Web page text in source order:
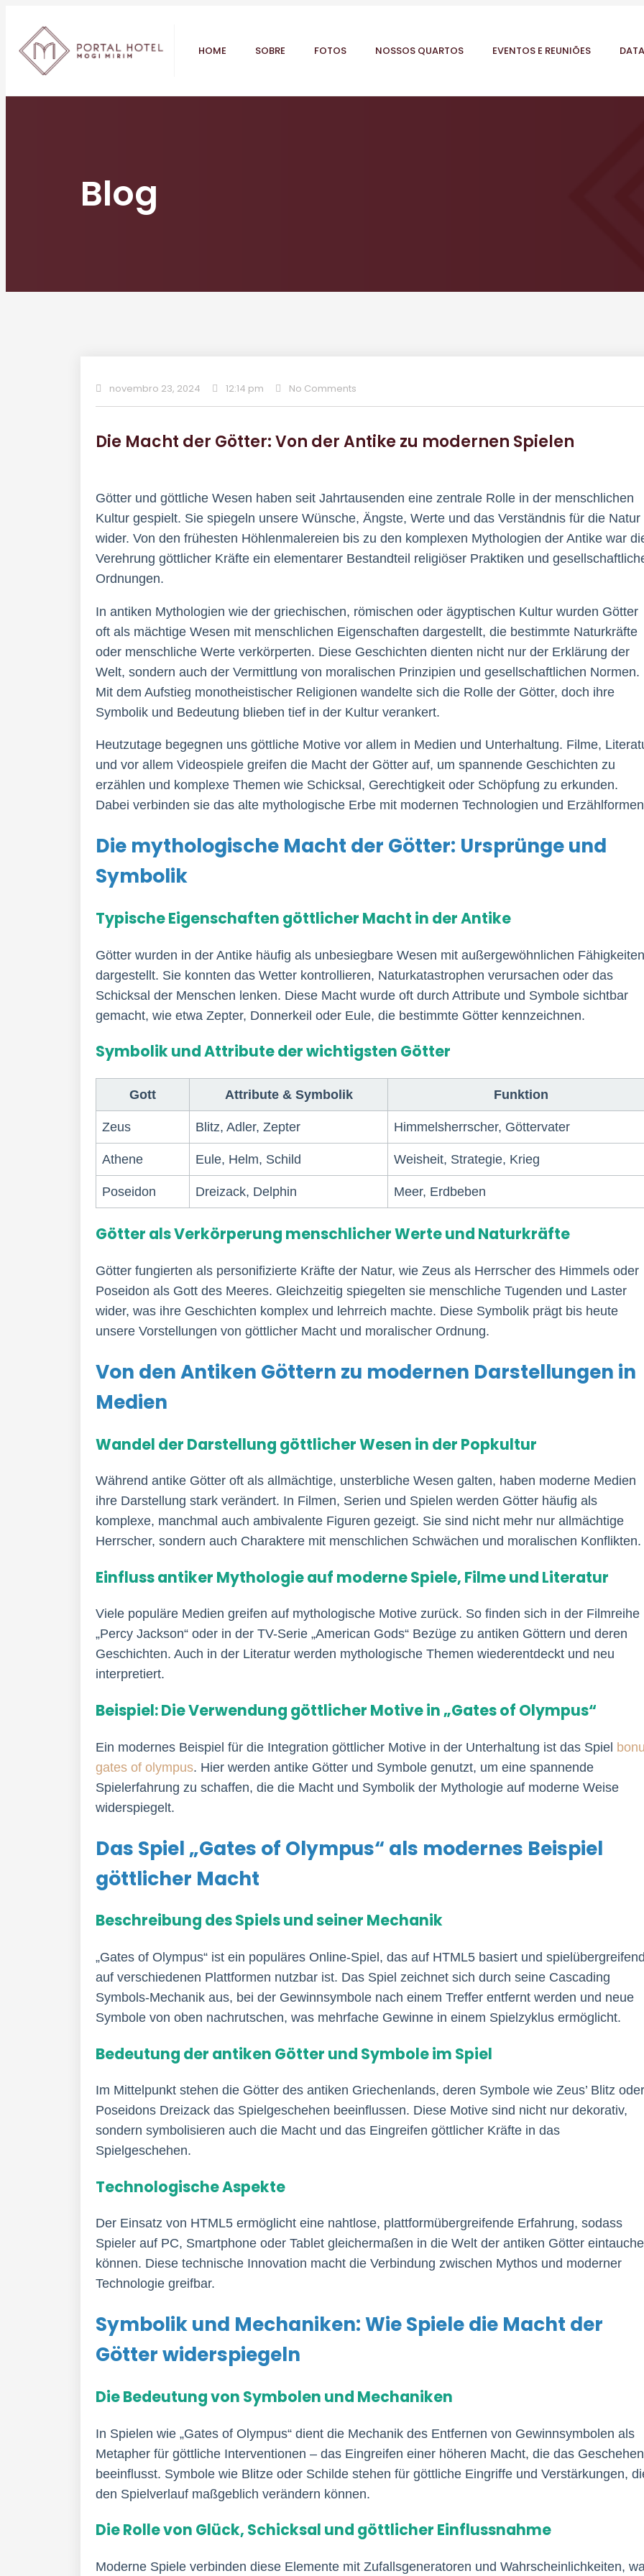
HOME SOBRE FOTOS NOSSOS QUARTOS EVENTOS E REUNIÕES
Blog
novembro 23, 2024 12:14 pm No Comments
Die Macht der Götter: Von der Antike zu modernen Spielen
Götter und göttliche Wesen haben seit Jahrtausenden eine zentrale Rolle in der menschlichen
Kultur gespielt. Sie spiegeln unsere Wünsche, Ängste, Werte und das Verständnis für die Natur
wider. Von den frühesten Höhlenmalereien bis zu den komplexen Mythologien der Antike war
Verehrung göttlicher Kräfte ein elementarer Bestandteil religiöser Praktiken und
Ordnungen.
In antiken Mythologien wie der griechischen, römischen oder ägyptischen Kultur wurden Götter
oft als mächtige Wesen mit menschlichen Eigenschaften dargestellt, die bestimmte Naturkräfte
oder menschliche Werte verkörperten. Diese Geschichten dienten nicht nur der Erklärung der
Welt, sondern auch der Vermittlung von moralischen Prinzipien und gesellschaftlichen Normen.
Mit dem Aufstieg monotheistischer Religionen wandelte sich die Rolle der Götter, doch ihre
Symbolik und Bedeutung blieben tief in der Kultur verankert.
Heutzutage begegnen uns göttliche Motive vor allem in Medien und Unterhaltung. Filme,
und vor allem Videospiele greifen die Macht der Götter auf, um spannende Geschichten zu
erzählen und komplexe Themen wie Schicksal, Gerechtigkeit oder Schöpfung zu erkunden.
Dabei verbinden sie das alte mythologische Erbe mit modernen Technologien und
Die mythologische Macht der Götter: Ursprünge und
Symbolik
Typische Eigenschaften göttlicher Macht in der Antike
Götter wurden in der Antike häufig als unbesiegbare Wesen mit außergewöhnlichen Fähigkeiten
dargestellt. Sie konnten das Wetter kontrollieren, Naturkatastrophen verursachen oder das
Schicksal der Menschen lenken. Diese Macht wurde oft durch Attribute und Symbole sichtbar
gemacht, wie etwa Zepter, Donnerkeil oder Eule, die bestimmte Götter kennzeichnen.
Symbolik und Attribute der wichtigsten Götter
Gott Attribute & Symbolik Funktion
Zeus Blitz, Adler, Zepter Himmelsherrscher, Göttervater
Athene Eule, Helm, Schild Weisheit, Strategie, Krieg
Poseidon Dreizack, Delphin Meer, Erdbeben
Götter als Verkörperung menschlicher Werte und Naturkräfte
Götter fungierten als personifizierte Kräfte der Natur, wie Zeus als Herrscher des Himmels oder
Poseidon als Gott des Meeres. Gleichzeitig spiegelten sie menschliche Tugenden und Laster
wider, was ihre Geschichten komplex und lehrreich machte. Diese Symbolik prägt bis heute
unsere Vorstellungen von göttlicher Macht und moralischer Ordnung.
Von den Antiken Göttern zu modernen Darstellungen in
Medien
Wandel der Darstellung göttlicher Wesen in der Popkultur
Während antike Götter oft als allmächtige, unsterbliche Wesen galten, haben moderne Medien
ihre Darstellung stark verändert. In Filmen, Serien und Spielen werden Götter häufig als
komplexe, manchmal auch ambivalente Figuren gezeigt. Sie sind nicht mehr nur allmächtige
Herrscher, sondern auch Charaktere mit menschlichen Schwächen und moralischen Konflikten.
Einfluss antiker Mythologie auf moderne Spiele, Filme und Literatur
Viele populäre Medien greifen auf mythologische Motive zurück. So finden sich in der Filmreihe
„Percy Jackson“ oder in der TV-Serie „American Gods“ Bezüge zu antiken Göttern und deren
Geschichten. Auch in der Literatur werden mythologische Themen wiederentdeckt und neu
interpretiert.
Beispiel: Die Verwendung göttlicher Motive in „Gates of Olympus“
Ein modernes Beispiel für die Integration göttlicher Motive in der Unterhaltung ist das Spiel
gates of olympus. Hier werden antike Götter und Symbole genutzt, um eine spannende
Spielerfahrung zu schaffen, die die Macht und Symbolik der Mythologie auf moderne Weise
widerspiegelt.
Das Spiel „Gates of Olympus“ als modernes Beispiel
göttlicher Macht
Beschreibung des Spiels und seiner Mechanik
„Gates of Olympus“ ist ein populäres Online-Spiel, das auf HTML5 basiert und
auf verschiedenen Plattformen nutzbar ist. Das Spiel zeichnet sich durch seine Cascading
Symbols-Mechanik aus, bei der Gewinnsymbole nach einem Treffer entfernt werden und neue
Symbole von oben nachrutschen, was mehrfache Gewinne in einem Spielzyklus ermöglicht.
Bedeutung der antiken Götter und Symbole im Spiel
Im Mittelpunkt stehen die Götter des antiken Griechenlands, deren Symbole wie Zeus’ Blitz oder
Poseidons Dreizack das Spielgeschehen beeinflussen. Diese Motive sind nicht nur dekorativ,
sondern symbolisieren auch die Macht und das Eingreifen göttlicher Kräfte in das
Spielgeschehen.
Technologische Aspekte
Der Einsatz von HTML5 ermöglicht eine nahtlose, plattformübergreifende Erfahrung, sodass
Spieler auf PC, Smartphone oder Tablet gleichermaßen in die Welt der antiken Götter
können. Diese technische Innovation macht die Verbindung zwischen Mythos und moderner
Technologie greifbar.
Symbolik und Mechaniken: Wie Spiele die Macht der
Götter widerspiegeln
Die Bedeutung von Symbolen und Mechaniken
In Spielen wie „Gates of Olympus“ dient die Mechanik des Entfernen von Gewinnsymbolen als
Metapher für göttliche Interventionen – das Eingreifen einer höheren Macht, die das Geschehen
beeinflusst. Symbole wie Blitze oder Schilde stehen für göttliche Eingriffe und Verstärkungen,
den Spielverlauf maßgeblich verändern können.
Die Rolle von Glück, Schicksal und göttlicher Einflussnahme
Moderne Spiele verbinden diese Elemente mit Zufallsgeneratoren und Wahrscheinlichkeiten,